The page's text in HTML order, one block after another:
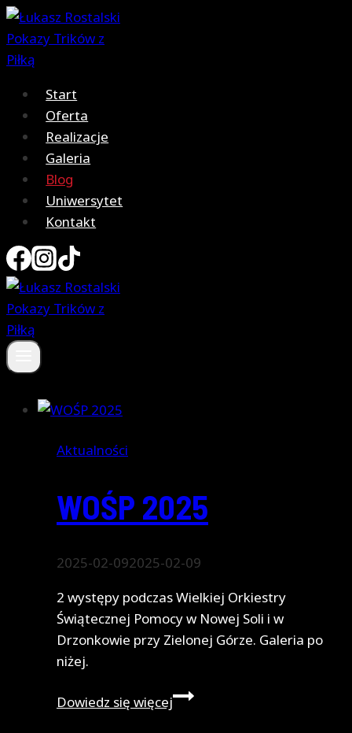
Przejdź
do
treści
Start
Oferta
Realizacje
Galeria
Blog
Uniwersytet
Kontakt
Aktualności
WOŚP 2025
2025-02-092025-02-09
2 występy podczas Wielkiej Orkiestry
Świątecznej Pomocy w Nowej Soli i w
Drzonkowie przy Zielonej Górze. Galeria po
niżej.
Dowiedz się więcejWOŚP